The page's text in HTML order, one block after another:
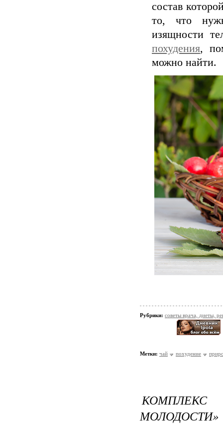
состав
то, что
изящности
похудения,
можно найти.
Рубрики: советы врача, диеты,
Метки: чай похудение
КОМПЛЕКС
МОЛОДОСТИ»